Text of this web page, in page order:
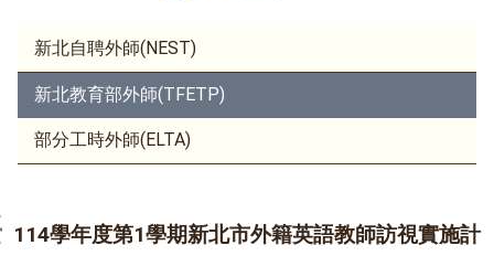
新北自聘外師(NEST)
新北教育部外師(TFETP)
部分工時外師(ELTA)
114學年度第1學期新北市外籍英語教師訪視實施計